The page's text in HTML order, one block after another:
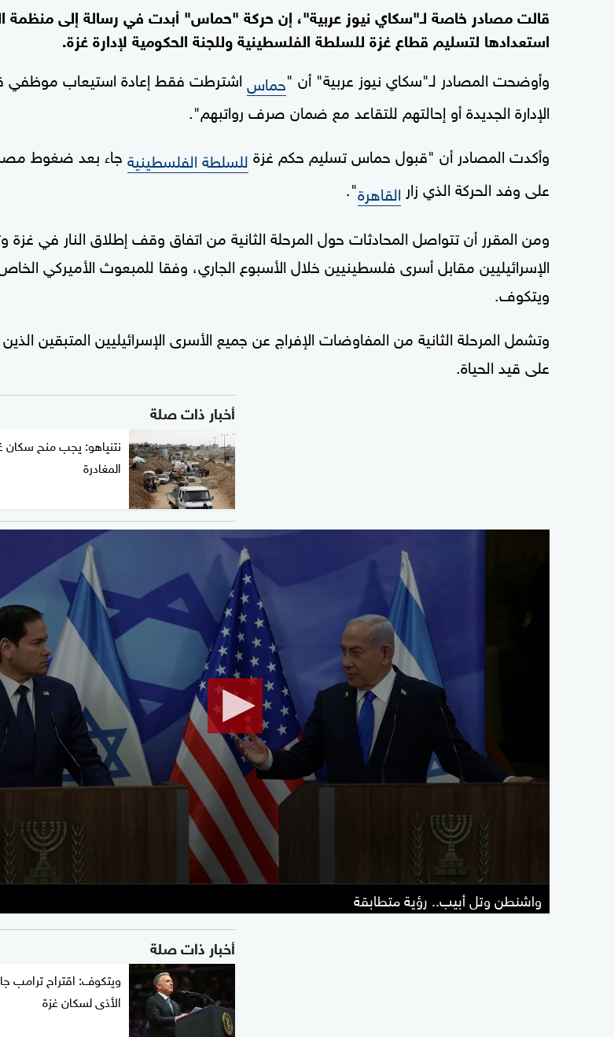
قالت مصادر خاصة لـ"سكاي نيوز عربية"، إن حركة "حماس" أبدت في رسالة إلى منظمة
استعدادها لتسليم قطاع غزة للسلطة الفلسطينية وللجنة الحكومية لإدارة غزة.
وأوضحت المصادر لـ"سكاي نيوز عربية" أن "حماس اشترطت فقط إعادة استيعاب موظفي
الإدارة الجديدة أو إحالتهم للتقاعد مع ضمان صرف رواتبهم".
وأكدت المصادر أن "قبول حماس تسليم حكم غزة للسلطة الفلسطينية جاء بعد ضغوط
على وفد الحركة الذي زار القاهرة".
ومن المقرر أن تتواصل المحادثات حول المرحلة الثانية من اتفاق وقف إطلاق النار في غزة
الإسرائيليين مقابل أسرى فلسطينيين خلال الأسبوع الجاري، وفقا للمبعوث الأميركي
ويتكوف.
وتشمل المرحلة الثانية من المفاوضات الإفراج عن جميع الأسرى الإسرائيليين المتبقين الذين
على قيد الحياة.
أخبار ذات صلة
نتنياهو: يجب منح سكان
المغادرة
واشنطن وتل أبيب.. رؤية متطابقة
أخبار ذات صلة
ويتكوف: اقتراح ترامب جاء
الأذى لسكان غزة